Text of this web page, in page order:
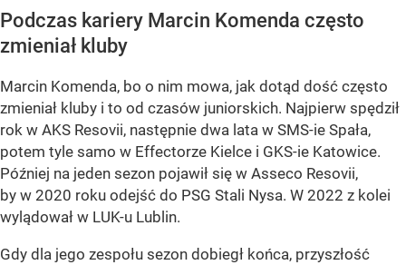
Podczas kariery Marcin Komenda często
zmieniał kluby
Marcin Komenda, bo o nim mowa, jak dotąd dość często
zmieniał kluby i to od czasów juniorskich. Najpierw spędził
rok w AKS Resovii, następnie dwa lata w SMS-ie Spała,
potem tyle samo w Effectorze Kielce i GKS-ie Katowice.
Później na jeden sezon pojawił się w Asseco Resovii,
by w 2020 roku odejść do PSG Stali Nysa. W 2022 z kolei
wylądował w LUK-u Lublin.
Gdy dla jego zespołu sezon dobiegł końca, przyszłość